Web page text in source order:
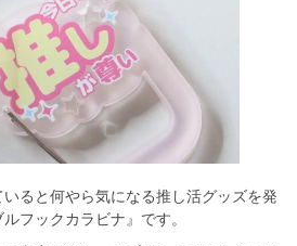
ると何やら気になる推し活グッズを発
フックカラビナ』です。